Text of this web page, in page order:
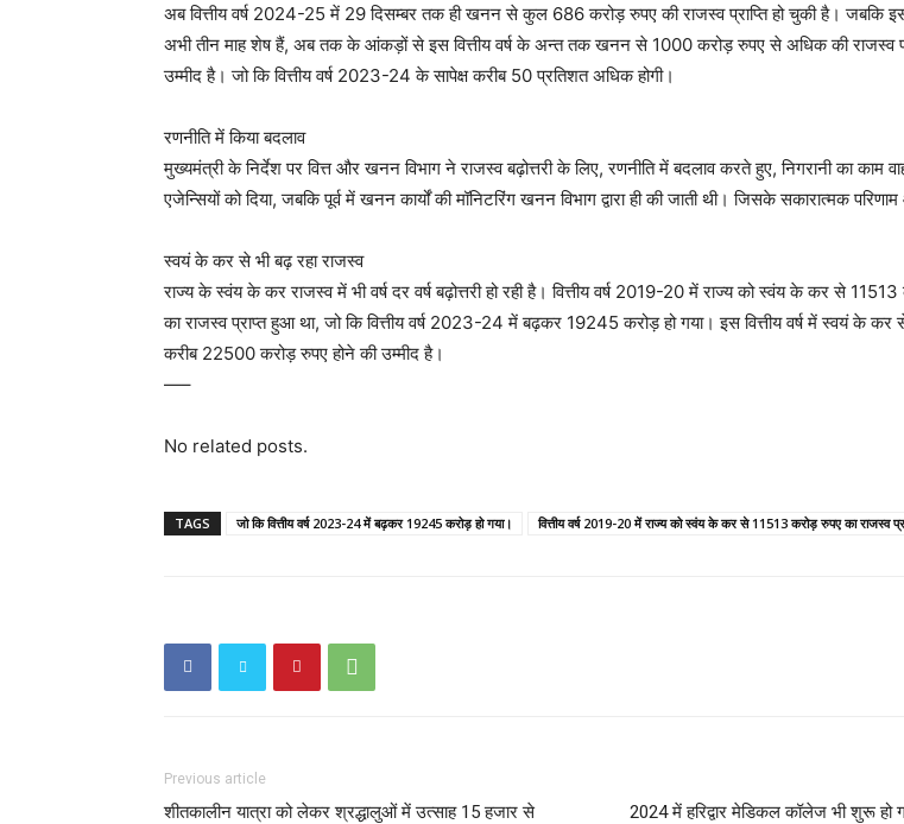
अब वित्तीय वर्ष 2024-25 में 29 दिसम्बर तक ही खनन से कुल 686 करोड़ रुपए की राजस्व प्राप्ति हो चुकी है। जबकि इस
अभी तीन माह शेष हैं, अब तक के आंकड़ों से इस वित्तीय वर्ष के अन्त तक खनन से 1000 करोड़ रुपए से अधिक की राजस्व
उम्मीद है। जो कि वित्तीय वर्ष 2023-24 के सापेक्ष करीब 50 प्रतिशत अधिक होगी।
रणनीति में किया बदलाव
मुख्यमंत्री के निर्देश पर वित्त और खनन विभाग ने राजस्व बढ़ोत्तरी के लिए, रणनीति में बदलाव करते हुए, निगरानी का काम
एजेन्सियों को दिया, जबकि पूर्व में खनन कार्यों की मॉनिटरिंग खनन विभाग द्वारा ही की जाती थी। जिसके सकारात्मक
स्वयं के कर से भी बढ़ रहा राजस्व
राज्य के स्वंय के कर राजस्व में भी वर्ष दर वर्ष बढ़ोत्तरी हो रही है। वित्तीय वर्ष 2019-20 में राज्य को स्वंय के कर से
का राजस्व प्राप्त हुआ था, जो कि वित्तीय वर्ष 2023-24 में बढ़कर 19245 करोड़ हो गया। इस वित्तीय वर्ष में स्वयं के
करीब 22500 करोड़ रुपए होने की उम्मीद है।
—–
No related posts.
TAGS जो कि वित्तीय वर्ष 2023-24 में बढ़कर 19245 करोड़ हो गया। वित्तीय वर्ष 2019-20 में राज्य को स्वंय के कर से 11513 करोड़ रुपए का राजस्व
Previous article
शीतकालीन यात्रा को लेकर श्रद्धालुओं में उत्साह 15 हजार से
2024 में हरिद्वार मेडिकल कॉलेज भी शुरू हो